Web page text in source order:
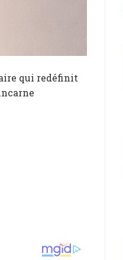
qui redéfinit